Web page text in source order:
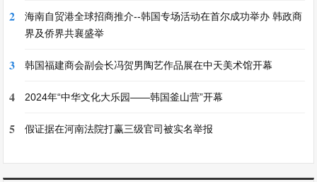
2
海南自贸港全球招商推介--韩国专场活动在首尔成功举办 韩政商
界及侨界共襄盛举
3 韩国福建商会副会长冯贺男陶艺作品展在中天美术馆开幕
4 2024年“中华文化大乐园——韩国釜山营”开幕
5 假证据在河南法院打赢三级官司被实名举报